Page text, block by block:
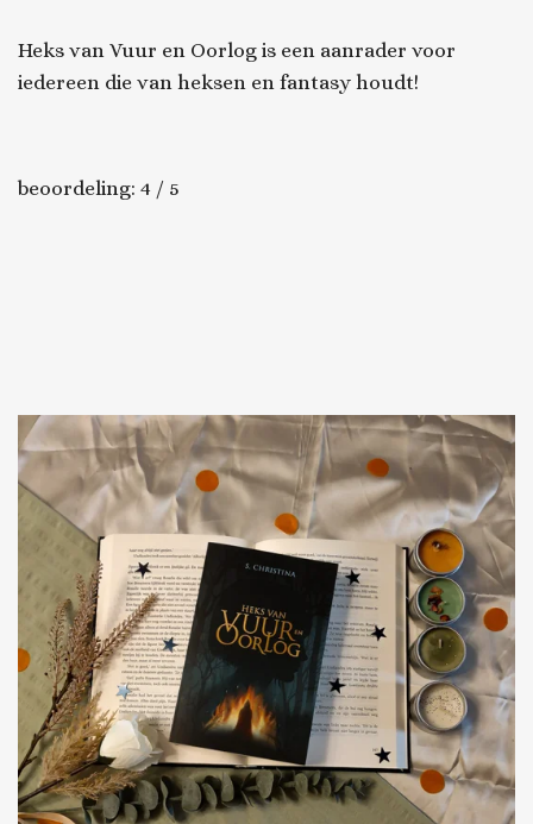
Heks van Vuur en Oorlog is een aanrader voor
iedereen die van heksen en fantasy houdt!
beoordeling: 4 / 5